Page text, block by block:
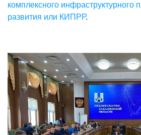
комплексного инфраструктурного
развития или КИПРР.